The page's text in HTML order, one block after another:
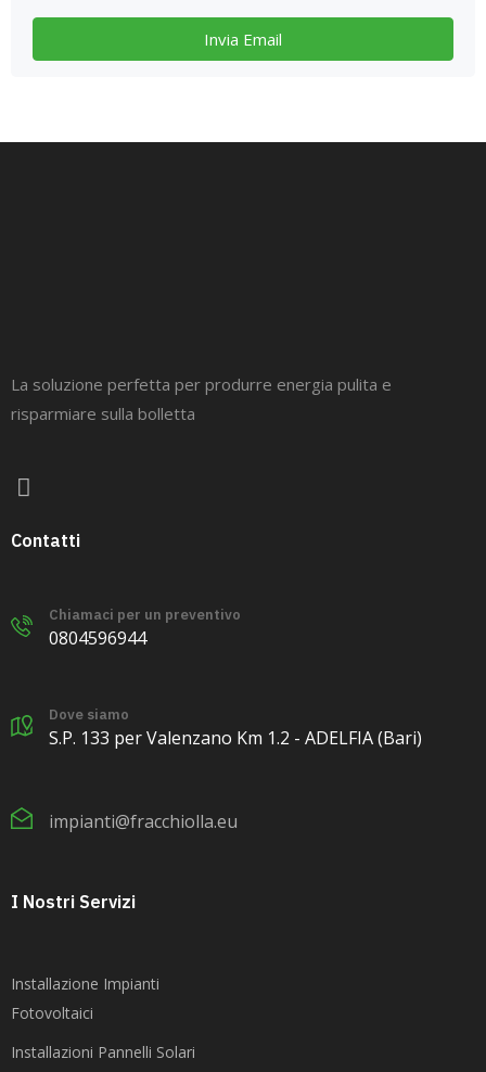
La soluzione perfetta per produrre energia pulita e
risparmiare sulla bolletta
Contatti
Chiamaci per un preventivo
0804596944
Dove siamo
S.P. 133 per Valenzano Km 1.2 - ADELFIA (Bari)
impianti@fracchiolla.eu
I Nostri Servizi
Installazione Impianti
Fotovoltaici
Installazioni Pannelli Solari